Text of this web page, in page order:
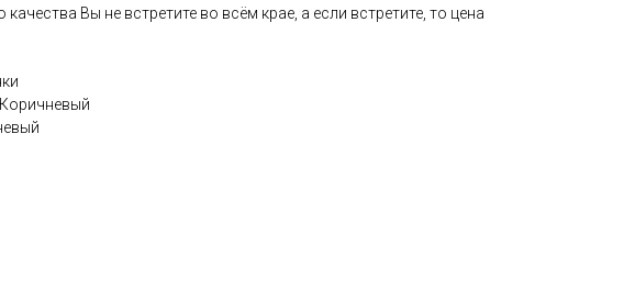
качества Вы не встретите во всём крае, а если встретите, то цена